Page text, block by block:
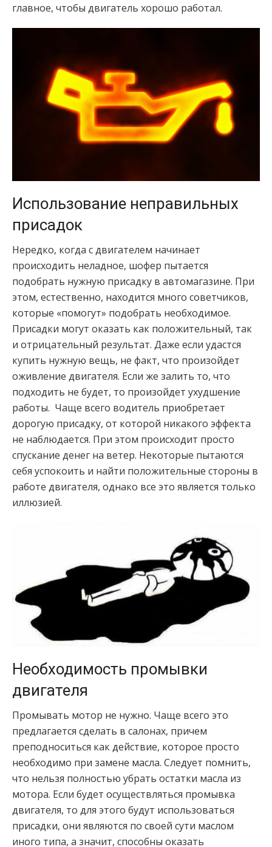
главное, чтобы двигатель хорошо работал.
Использование неправильных
присадок
Нередко, когда с двигателем начинает
происходить неладное, шофер пытается
подобрать нужную присадку в автомагазине. При
этом, естественно, находится много советчиков,
которые «помогут» подобрать необходимое.
Присадки могут оказать как положительный, так
и отрицательный результат. Даже если удастся
купить нужную вещь, не факт, что произойдет
оживление двигателя. Если же залить то, что
подходить не будет, то произойдет ухудшение
работы. Чаще всего водитель приобретает
дорогую присадку, от которой никакого эффекта
не наблюдается. При этом происходит просто
спускание денег на ветер. Некоторые пытаются
себя успокоить и найти положительные стороны в
работе двигателя, однако все это является только
иллюзией.
Необходимость промывки
двигателя
Промывать мотор не нужно. Чаще всего это
предлагается сделать в салонах, причем
преподноситься как действие, которое просто
необходимо при замене масла. Следует помнить,
что нельзя полностью убрать остатки масла из
мотора. Если будет осуществляться промывка
двигателя, то для этого будут использоваться
присадки, они являются по своей сути маслом
иного типа, а значит, способны оказать